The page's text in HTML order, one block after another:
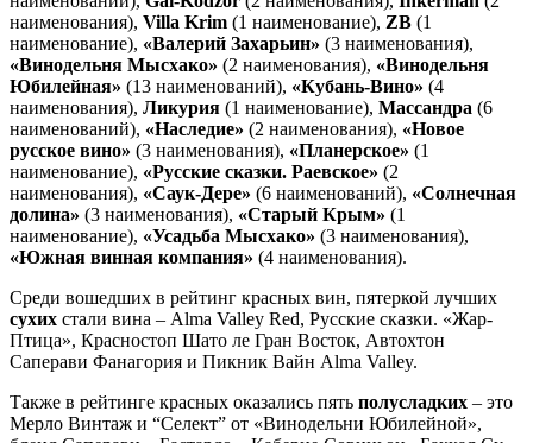
наименования), Villa Krim (1 наименование), ZB (1
наименование), «Валерий Захарьин» (3 наименования),
«Винодельня Мысхако» (2 наименования), «Винодельня
Юбилейная» (13 наименований), «Кубань-Вино» (4
наименования), Ликурия (1 наименование), Массандра (6
наименований), «Наследие» (2 наименования), «Новое
русское вино» (3 наименования), «Планерское» (1
наименование), «Русские сказки. Раевское» (2
наименования), «Саук-Дере» (6 наименований), «Солнечная
долина» (3 наименования), «Старый Крым» (1
наименование), «Усадьба Мысхако» (3 наименования),
«Южная винная компания» (4 наименования).
Среди вошедших в рейтинг красных вин, пятеркой лучших
сухих стали вина – Alma Valley Red, Русские сказки. «Жар-
Птица», Красностоп Шато ле Гран Восток, Автохтон
Саперави Фанагория и Пикник Вайн Alma Valley.
Также в рейтинге красных оказались пять полусладких – это
Мерло Винтаж и “Селект” от «Винодельни Юбилейной»,